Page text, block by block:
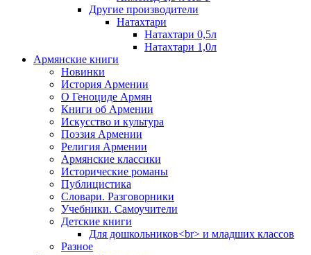
Другие производители
Натахтари
Натахтари 0,5л
Натахтари 1,0л
Армянские книги
Новинки
История Армении
О Геноциде Армян
Книги об Армении
Иcкусство и культура
Поэзия Армении
Религия Армении
Армянские классики
Исторические романы
Публицистика
Словари. Разговорники
Учебники. Самоучители
Детские книги
Для дошкольников<br> и младших классов
Разное